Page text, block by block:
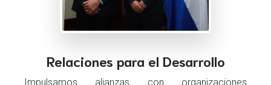
Relaciones para el Desarrollo
Impulsamos alianzas con organizaciones